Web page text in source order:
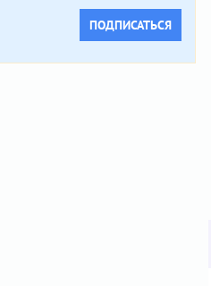
ПОДПИСАТЬСЯ